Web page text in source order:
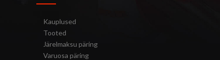
Kauplused
Tooted
Järelmaksu päring
Varuosa päring